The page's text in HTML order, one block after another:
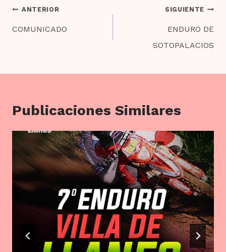
Navegación
de
ANTERIOR
COMUNICADO
SIGUIENTE
ENDURO DE
SOTOPALACIOS
Publicaciones Similares